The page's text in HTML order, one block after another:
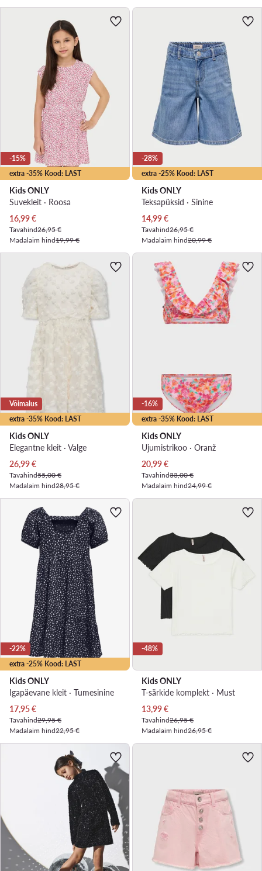
extra -35% Kood: LAST
-15%
Kids ONLY
Suvekleit · Roosa
Praegune hind
16,99€
Tavahind26,95 €
Madalaim hind19,99 €
extra -25% Kood: LAST
-28%
Kids ONLY
Teksapüksid · Sinine
Praegune hind
14,99€
Tavahind26,95 €
Madalaim hind20,99 €
extra -35% Kood: LAST
Võimalus
Kids ONLY
Elegantne kleit · Valge
Praegune hind
26,99€
Tavahind55,00 €
Madalaim hind28,95 €
extra -35% Kood: LAST
-16%
Kids ONLY
Ujumistrikoo · Oranž
Praegune hind
20,99€
Tavahind33,00 €
Madalaim hind24,99 €
extra -25% Kood: LAST
-22%
Kids ONLY
Igapäevane kleit · Tumesinine
Praegune hind
17,95€
Tavahind29,95 €
Madalaim hind22,95 €
-48%
Kids ONLY
T-särkide komplekt · Must
Praegune hind
13,99€
Tavahind26,95 €
Madalaim hind26,95 €